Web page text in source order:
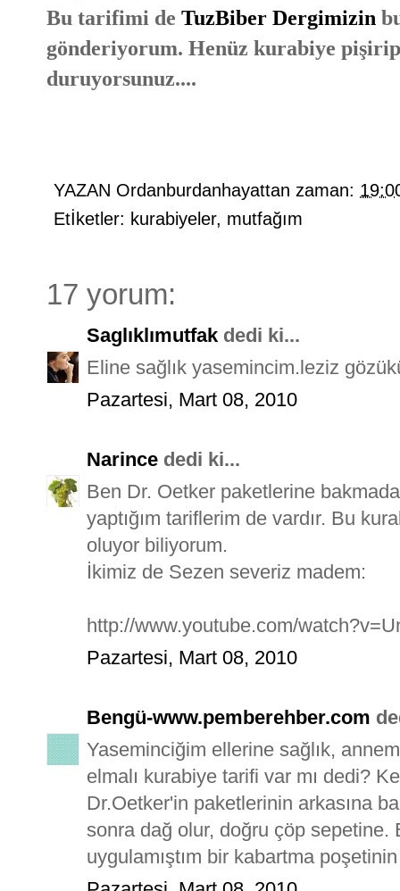
Bu tarifimi de TuzBiber Dergimizin
gönderiyorum. Henüz kurabiye
duruyorsunuz....
YAZAN Ordanburdanhayattan zaman:
Etİketler: kurabiyeler, mutfağım
17 yorum:
Saglıklımutfak dedi ki...
Eline sağlık yasemincim.leziz
Pazartesi, Mart 08, 2010
Narince dedi ki...
Ben Dr. Oetker paketlerine
yaptığım tariflerim de vardır. Bu
oluyor biliyorum.
İkimiz de Sezen severiz madem:
http://www.youtube.com/
Pazartesi, Mart 08, 2010
Bengü-www.pemberehber.com
Yaseminciğim ellerine sağlık,
elmalı kurabiye tarifi var mı dedi?
Dr.Oetker'in paketlerinin arkasına
sonra dağ olur, doğru çöp
uygulamıştım bir kabartma